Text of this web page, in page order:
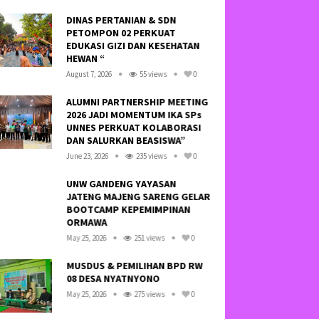
DINAS PERTANIAN & SDN
PETOMPON 02 PERKUAT
EDUKASI GIZI DAN KESEHATAN
HEWAN “
August 7, 2026 55 views 0
ALUMNI PARTNERSHIP MEETING
2026 JADI MOMENTUM IKA SPs
UNNES PERKUAT KOLABORASI
DAN SALURKAN BEASISWA”
June 23, 2026 235 views 0
UNW GANDENG YAYASAN
JATENG MAJENG SARENG GELAR
BOOTCAMP KEPEMIMPINAN
ORMAWA
May 25, 2026 251 views 0
MUSDUS & PEMILIHAN BPD RW
08 DESA NYATNYONO
May 25, 2026 275 views 0